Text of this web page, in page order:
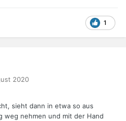
1
2020
sieht dann in etwa so aus
weg nehmen und mit der Hand